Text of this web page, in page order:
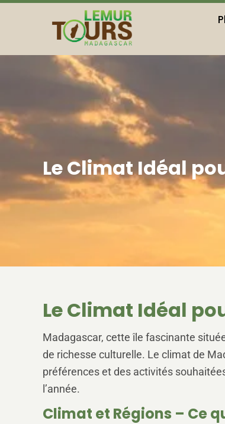
Le Climat Idéal
Le Climat Idéal
Madagascar, cette île fascinante
de richesse culturelle. Le climat de
préférences et des activités
l’année.
Climat et Régions – Ce